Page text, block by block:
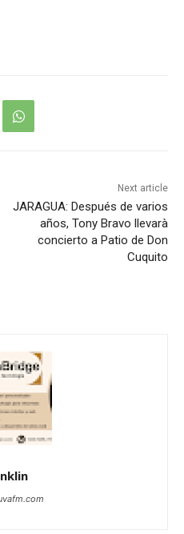
Next article
JARAGUA: Después de varios
años, Tony Bravo llevarà
concierto a Patio de Don
Cuquito